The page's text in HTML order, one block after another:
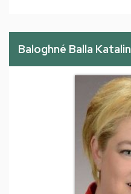
Baloghné Balla Katalin